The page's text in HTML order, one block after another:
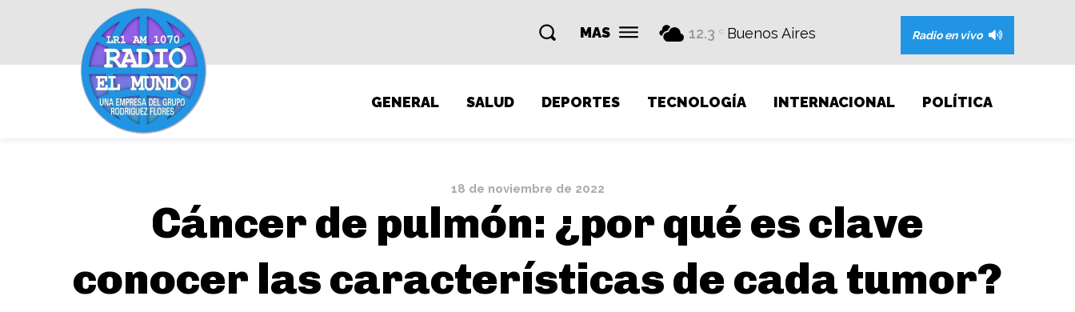
MAS 12.3 C Buenos Aires Radio en vivo
GENERAL SALUD DEPORTES TECNOLOGÍA INTERNACIONAL POLÍTICA
18 de noviembre de 2022
Cáncer de pulmón: ¿por qué es clave
conocer las características de cada tumor?